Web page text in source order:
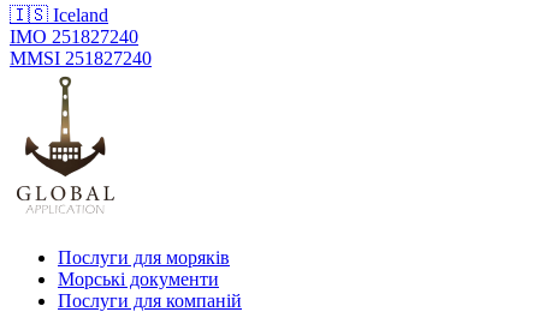
🇮🇸 Iceland
IMO 251827240
MMSI 251827240
Послуги для моряків
Морські документи
Послуги для компаній